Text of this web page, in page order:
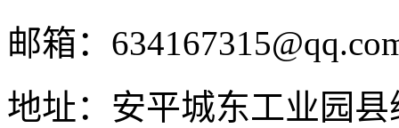
邮箱：
地址：安平城东工业园县